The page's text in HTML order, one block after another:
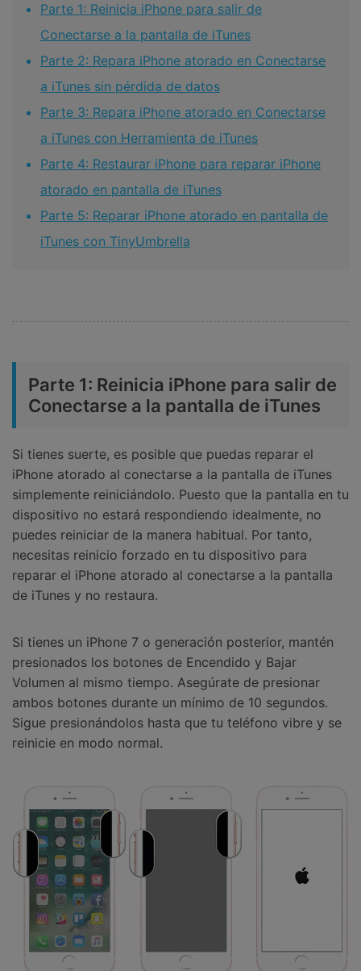
Parte 1: Reinicia iPhone para salir de
Conectarse a la pantalla de iTunes
Parte 2: Repara iPhone atorado en Conectarse
a iTunes sin pérdida de datos
Parte 3: Repara iPhone atorado en Conectarse
a iTunes con Herramienta de iTunes
Parte 4: Restaurar iPhone para reparar iPhone
atorado en pantalla de iTunes
Parte 5: Reparar iPhone atorado en pantalla de
iTunes con TinyUmbrella
Parte 1: Reinicia iPhone para salir de
Conectarse a la pantalla de iTunes
Si tienes suerte, es posible que puedas reparar el
iPhone atorado al conectarse a la pantalla de iTunes
simplemente reiniciándolo. Puesto que la pantalla en tu
dispositivo no estará respondiendo idealmente, no
puedes reiniciar de la manera habitual. Por tanto,
necesitas reinicio forzado en tu dispositivo para
reparar el iPhone atorado al conectarse a la pantalla
de iTunes y no restaura.
Si tienes un iPhone 7 o generación posterior, mantén
presionados los botones de Encendido y Bajar
Volumen al mismo tiempo. Asegúrate de presionar
ambos botones durante un mínimo de 10 segundos.
Sigue presionándolos hasta que tu teléfono vibre y se
reinicie en modo normal.